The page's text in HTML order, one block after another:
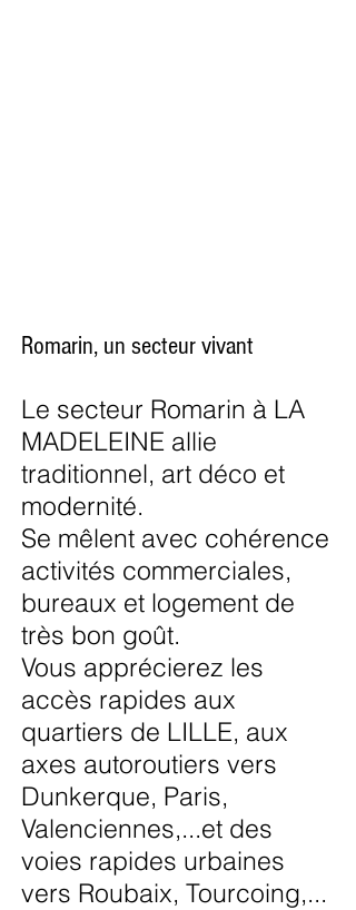
Romarin, un secteur vivant
Le secteur Romarin à LA
MADELEINE allie
traditionnel, art déco et
modernité.
Se mêlent avec cohérence
activités commerciales,
bureaux et logement de
très bon goût.
Vous apprécierez les
accès rapides aux
quartiers de LILLE, aux
axes autoroutiers vers
Dunkerque, Paris,
Valenciennes,...et des
voies rapides urbaines
vers Roubaix, Tourcoing,...